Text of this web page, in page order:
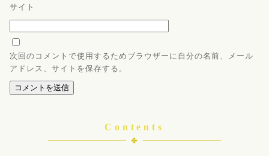
サイト
次回のコメントで使用するためブラウザーに自分の名前、メール
アドレス、サイトを保存する。
Contents